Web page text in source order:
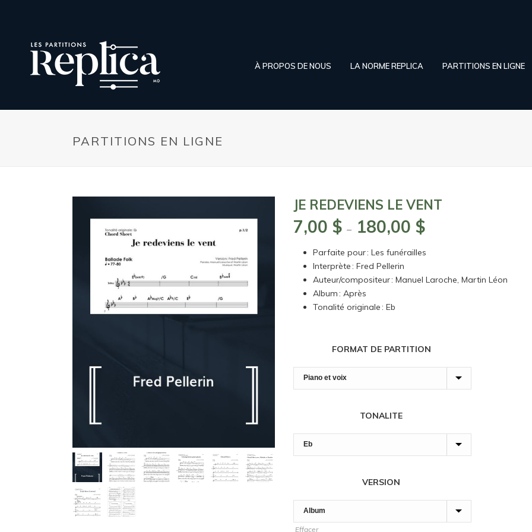
À PROPOS DE NOUS LA NORME REPLICA PARTITIONS EN LIGNE
PARTITIONS EN LIGNE
JE REDEVIENS LE VENT
7,00$ – 180,00$Plage
prix :
Parfaite pour : Les funérailles
Interprète : Fred Pellerin
Auteur/compositeur : Manuel Laroche, Martin Léon
Album : Après
Tonalité originale : Eb
FORMAT DE PARTITION
TONALITE
VERSION
Effacer